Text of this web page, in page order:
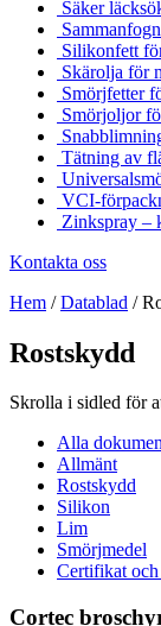
Säker
Silikonfett
Skärolja för
Smörjfetter
Smörjoljor
Tätning av
VCI-
Zinkspray –
Kontakta oss
Hem /Datablad /
Rostskydd
Skrolla i sidled för
Alla
Allmänt
Rostskydd
Silikon
Lim
Smörjmedel
Certifikat
Cortec